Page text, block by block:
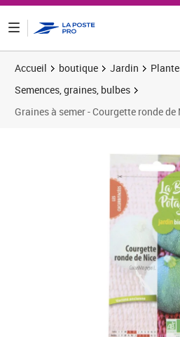
Accueil boutique Jardin
Semences, graines, bulbes
Graines à semer - Courgette ronde de